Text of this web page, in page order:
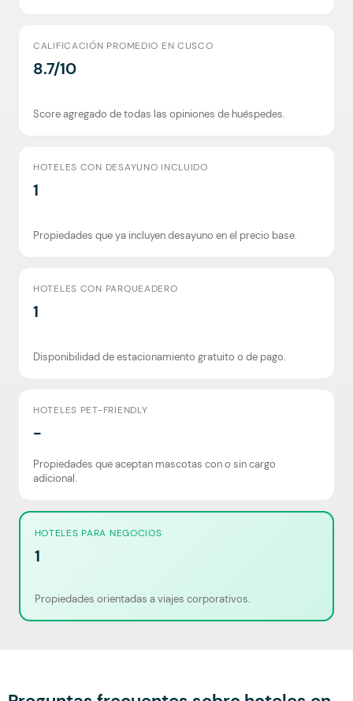
CALIFICACIÓN PROMEDIO EN CUSCO
8.7/10
Score agregado de todas las opiniones de huéspedes.
HOTELES CON DESAYUNO INCLUIDO
1
Propiedades que ya incluyen desayuno en el precio base.
HOTELES CON PARQUEADERO
1
Disponibilidad de estacionamiento gratuito o de pago.
HOTELES PET-FRIENDLY
-
Propiedades que aceptan mascotas con o sin cargo
adicional.
HOTELES PARA NEGOCIOS
1
Propiedades orientadas a viajes corporativos.